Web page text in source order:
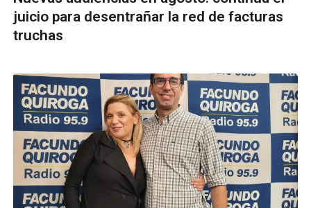
juicio para desentrañar la red de facturas
truchas